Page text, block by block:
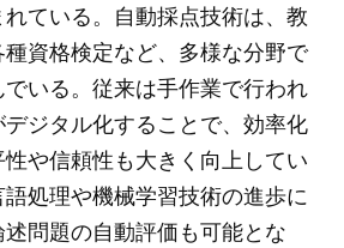
ている。自動採点技術は、教
資格検定など、多様な分野で
いる。従来は手作業で行われ
ジタル化することで、効率化
や信頼性も大きく向上してい
処理や機械学習技術の進歩に
問題の自動評価も可能とな